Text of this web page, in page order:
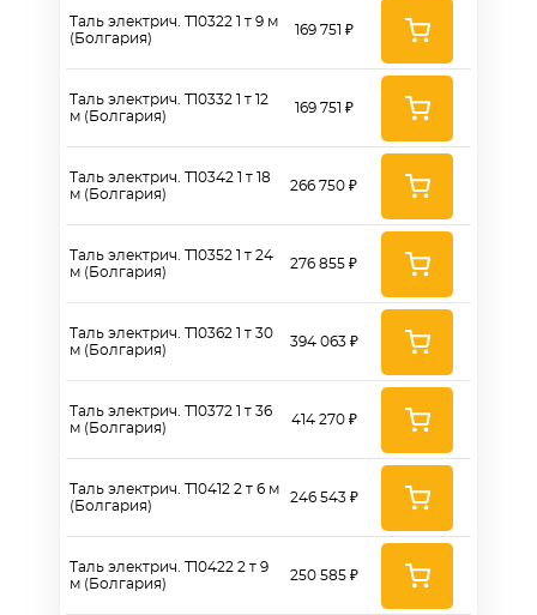
Таль электрич. Т10322 1 т 9 м
(Болгария)
Таль электрич. Т10332 1 т 12
м (Болгария)
Таль электрич. Т10342 1 т 18
м (Болгария)
Таль электрич. Т10352 1 т 24
м (Болгария)
Таль электрич. Т10362 1 т 30
м (Болгария)
Таль электрич. Т10372 1 т 36
м (Болгария)
Таль электрич. Т10412 2 т 6 м
(Болгария)
Таль электрич. Т10422 2 т 9
м (Болгария)
169 751 ₽
169 751 ₽
266 750 ₽
276 855 ₽
394 063 ₽
414 270 ₽
246 543 ₽
250 585 ₽